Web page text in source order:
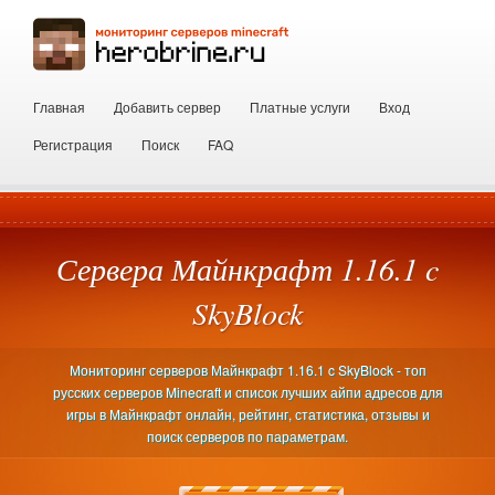
Главная Добавить сервер Платные услуги
Вход
Регистрация
Поиск FAQ
Сервера Майнкрафт 1.16.1 c
SkyBlock
Мониторинг серверов Майнкрафт 1.16.1 c SkyBlock - топ
русских серверов Minecraft и список лучших айпи адресов для
игры в Майнкрафт онлайн, рейтинг, статистика, отзывы и
поиск серверов по параметрам.